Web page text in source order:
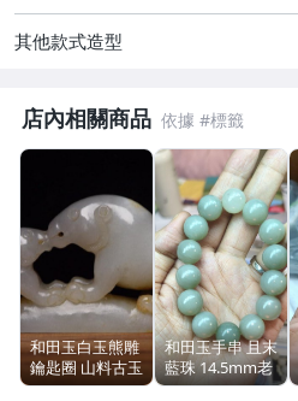
女裝與服飾配件
其他款式造型
店內相關商品
和田玉白玉熊雕
鑰匙圈 山料古玉
文玩玉器 8.6cm
和田玉手串 且末
藍珠 14.5mm老
型珠 60g 山料青